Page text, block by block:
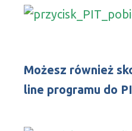
Możesz również
line programu do